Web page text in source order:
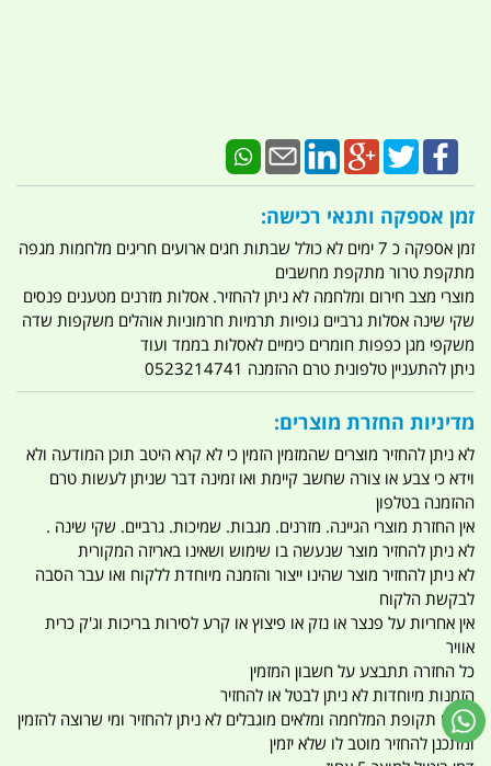
זמן אספקה ותנאי רכישה:
זמן אספקה כ 7 ימים לא כולל שבתות חגים ארועים חריגים מלחמות מגפה
מתקפת טרור מתקפת מחשבים
מוצרי מצב חירום ומלחמה לא ניתן להחזיר. אסלות מזרנים מטענים פנסים
שקי שינה אסלות גרביים גופיות תרמיות חרמוניות אוהלים משקפות שדה
משקפי מגן כפפות חומרים כימיים לאסלות בממד ועוד
ניתן להתעניין טלפונית טרם ההזמנה 0523214741
מדיניות החזרת מוצרים:
לא ניתן להחזיר מוצרים שהמזמין הזמין כי לא קרא היטב תוכן המודעה ולא
וידא כי צבע או צורה שחשב קיימת ואו זמינה דבר שניתן לעשות טרם
ההזמנה בטלפון
אין החזרת מוצרי הגיינה. מזרנים. מגבות. שמיכות. גרביים. שקי שינה .
לא ניתן להחזיר מוצר שנעשה בו שימוש ושאינו באריזה המקורית
לא ניתן להחזיר מוצר שהינו ייצור והזמנה מיוחדת ללקוח ואו עבר הסבה
לבקשת הלקוח
אין אחריות על פנצר או נזק או פיצוץ או קרע לסירות בריכות וג'ק כרית
אוויר
כל החזרה תתבצע על חשבון המזמין
הזמנות מיוחדות לא ניתן לבטל או להחזיר
מוצרי תקופת המלחמה ומלאים מוגבלים לא ניתן להחזיר ומי שרוצה להזמין
ומתכנן להחזיר מוטב לו שלא יזמין